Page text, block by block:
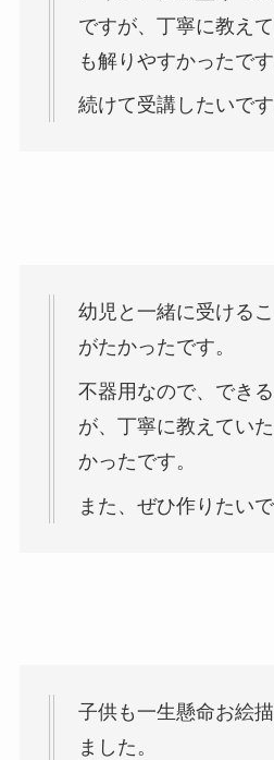
ですが、丁寧に教え
も解りやすかったです
続けて受講したいです
幼児と一緒に受ける
がたかったです。
不器用なので、でき
が、丁寧に教えてい
かったです。
また、ぜひ作りたいで
子供も一生懸命お絵
ました。